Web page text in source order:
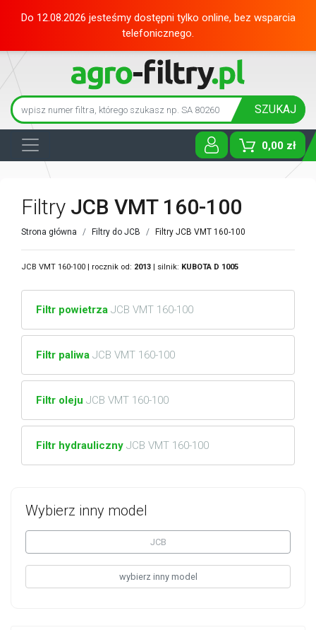
Do 12.08.2026 jesteśmy dostępni tylko online, bez wsparcia
telefonicznego.
SZUKAJ
0,00 zł
Toggle
Wybierz inny model
JCB
wybierz inny model
Filtry JCB VMT 160-100
Strona główna Filtry do JCB Filtry JCB VMT 160-100
JCB VMT 160-100 | rocznik od: 2013 | silnik: KUBOTA D 1005
Filtr powietrza JCB VMT 160-100
Filtr paliwa JCB VMT 160-100
Filtr oleju JCB VMT 160-100
Filtr hydrauliczny JCB VMT 160-100